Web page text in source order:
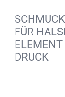
FÜR
DRUCK